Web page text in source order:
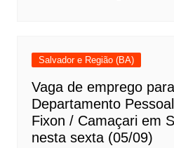
Salvador e Região (BA)
Vaga de emprego
Departamento
Fixon / Camaçari em
nesta sexta (05/09)